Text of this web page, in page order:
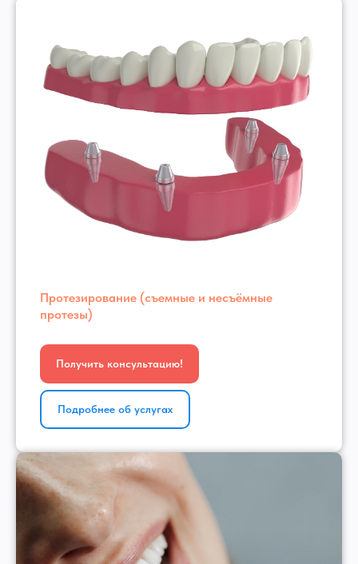
Протезирование (съемные и несъёмные
протезы)
Получить консультацию!
Подробнее об услугах